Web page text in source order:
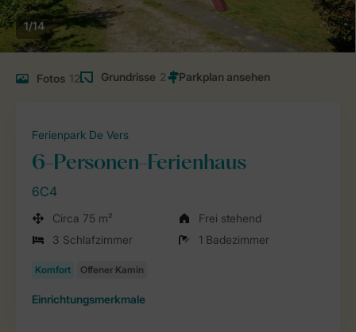
1/14
Fotos 12 Grundrisse 2
Ferienpark De Vers
6-Personen-Ferienhaus
6C4
Circa 75 m²
Frei stehend
3 Schlafzimmer
1 Badezimmer
Einrichtungsmerkmale